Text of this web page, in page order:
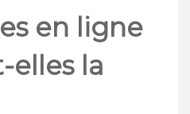
en ligne
elles la